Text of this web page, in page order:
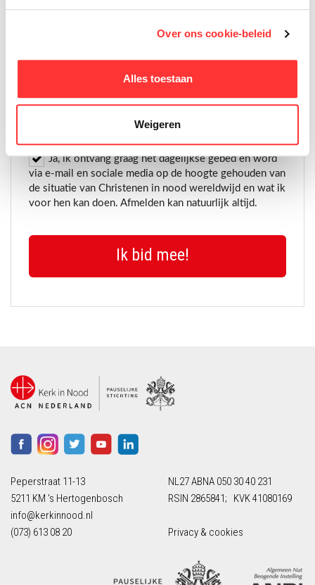
Over ons cookie-beleid
Alles toestaan
Weigeren
gratis gebedskalender
Ja, ik ontvang graag het dagelijkse gebed en word
via e-mail en sociale media op de hoogte gehouden van
de situatie van Christenen in nood wereldwijd en wat ik
voor hen kan doen. Afmelden kan natuurlijk altijd.
Ik bid mee!
Peperstraat 11-13
5211 KM 's Hertogenbosch
info@kerkinnood.nl
(073) 613 08 20
NL27 ABNA 050 30 40 231
RSIN 2865841; KVK 41080169
Privacy & cookies